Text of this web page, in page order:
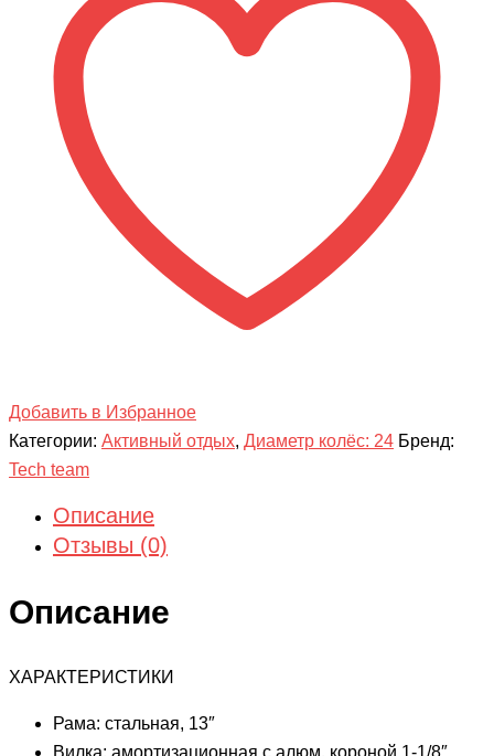
STORM
Добавить в Избранное
Категории: Активный отдых, Диаметр колёс: 24 Бренд:
Tech team
Описание
Отзывы (0)
Описание
ХАРАКТЕРИСТИКИ
Рама: стальная, 13″
Вилка: амортизационная с алюм. короной 1-1/8″